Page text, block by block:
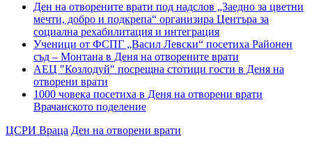
Ден на отворените врати под надслов „Заедно за цветни
мечти, добро и подкрепа“ организира Центъра за
социална рехабилитация и интеграция
Ученици от ФСПГ „Васил Левски“ посетиха Районен
съд – Монтана в Деня на отворените врати
АЕЦ "Козлодуй" посрещна стотици гости в Деня на
отворени врати
1000 човека посетиха в Деня на отворени врати
Врачанското поделение
ЦСРИ Враца Ден на отворени врати